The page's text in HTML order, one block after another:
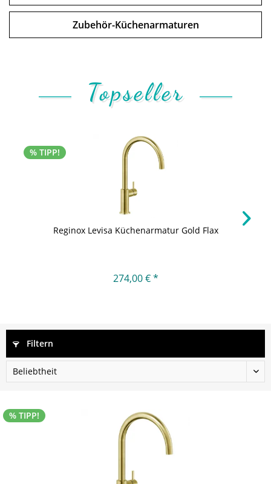
Zubehör-Küchenarmaturen
Topseller
% TIPP!
Reginox Levisa Küchenarmatur Gold Flax
274,00 € *
Filtern
% TIPP!